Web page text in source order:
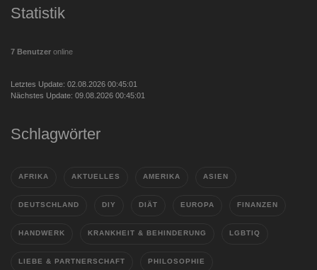
Statistik
7 Benutzer online
Letztes Update: 02.08.2026 00:45:01
Nächstes Update: 09.08.2026 00:45:01
Schlagwörter
AFRIKA AKTUELLES AMERIKA ASIEN
DEUTSCHLAND DIY DIÄT EUROPA FINANZEN
HANDWERK KRANKHEIT & BEHINDERUNG LGBTIQ
LIEBE & PARTNERSCHAFT PHILOSOPHIE